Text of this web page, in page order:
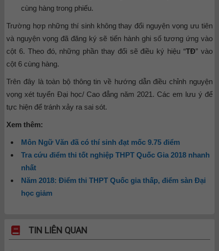
cùng hàng trong phiếu.
Trường hợp những thí sinh không thay đổi nguyện vọng ưu tiên
và nguyện vọng đã đăng ký sẽ tiến hành ghi số tương ứng vào
cột 6. Theo đó, những phần thay đổi sẽ điều ký hiệu “TĐ” vào
cột 6 cùng hàng.
Trên đây là toàn bộ thông tin về hướng dẫn điều chỉnh nguyện
vọng xét tuyển Đại học/ Cao đẳng năm 2021. Các em lưu ý để
tực hiện để tránh xảy ra sai sót.
Xem thêm:
Môn Ngữ Văn đã có thí sinh đạt mốc 9.75 điểm
Tra cứu điểm thi tốt nghiệp THPT Quốc Gia 2018 nhanh
nhất
Năm 2018: Điểm thi THPT Quốc gia thấp, điểm sàn Đại
học giảm
TIN LIÊN QUAN